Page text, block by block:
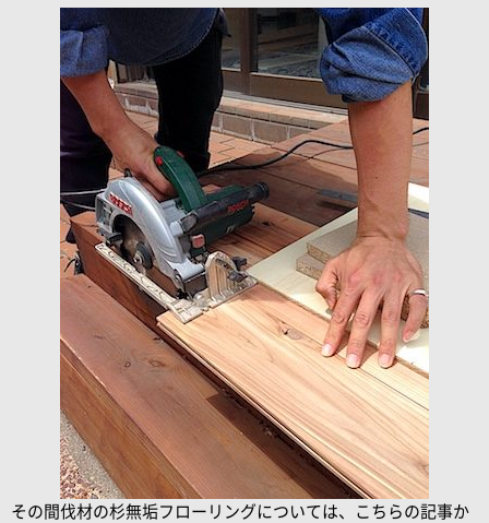
その間伐材の杉無垢フローリングについては、こちらの記事か